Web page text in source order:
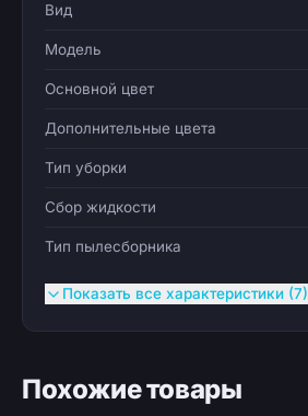
Вид
Модель
Основной цвет
Дополнительные цвета
Тип уборки
Сбор жидкости
Тип пылесборника
Показать все характеристики (7)
Похожие товары